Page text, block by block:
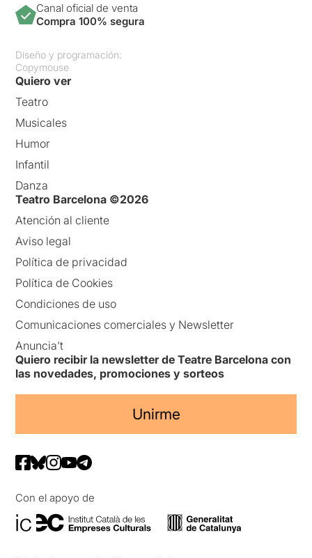
Canal oficial de venta
Compra 100% segura
Diseño y programación:
Copymouse
Quiero ver
Teatro
Musicales
Humor
Infantil
Danza
Teatro Barcelona ©2026
Atención al cliente
Aviso legal
Política de privacidad
Política de Cookies
Condiciones de uso
Comunicaciones comerciales y Newsletter
Anuncia’t
Quiero recibir la newsletter de Teatre Barcelona con
las novedades, promociones y sorteos
Unirme
Con el apoyo de